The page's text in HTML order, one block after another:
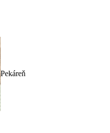
Pekáreň